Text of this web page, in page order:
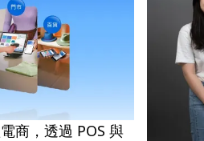
商，透過 POS 與